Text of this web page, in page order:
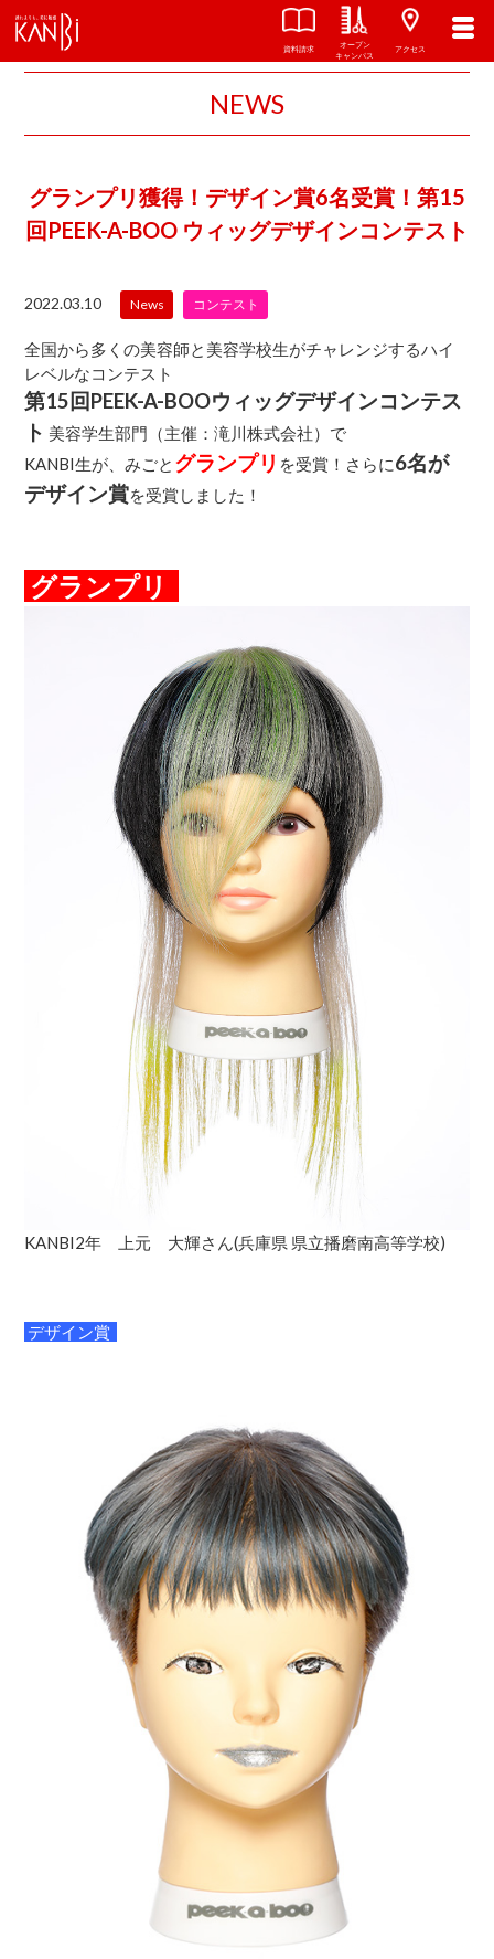
アクセス
オープン
キャンパス
資料請求
NEWS
グランプリ獲得！デザイン賞6名受賞！第15
回PEEK-A-BOO ウィッグデザインコンテスト
2022.03.10 News コンテスト
全国から多くの美容師と美容学校生がチャレンジするハイ
レベルなコンテスト
第15回PEEK-A-BOOウィッグデザインコンテス
ト 美容学生部門（主催：滝川株式会社）で
KANBI生が、みごと グランプリ を受賞！さらに6名が
デザイン賞を受賞しました！
グランプリ
KANBI2年 上元 大輝さん(兵庫県 県立播磨南高等学校)
デザイン賞